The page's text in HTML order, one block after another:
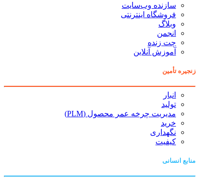
سازنده وب‌سایت
فروشگاه اینترنتی
وبلاگ
انجمن
چت زنده
آموزش آنلاین
زنجیره تأمین
انبار
تولید
مدیریت چرخه عمر محصول (PLM)
خرید
نگهداری
کیفیت
منابع انسانی